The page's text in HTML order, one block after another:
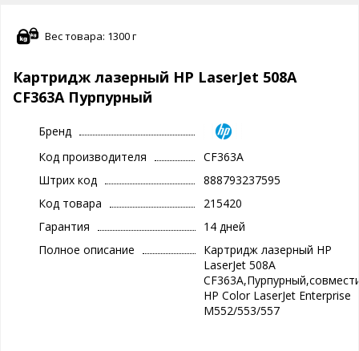
Вес товара: 1300 г
Картридж лазерный HP LaserJet 508A
CF363A Пурпурный
Бренд
Код производителя
CF363A
Штрих код
888793237595
Код товара
215420
Гарантия
14 дней
Полное описание
Картридж лазерный HP
LaserJet 508A
HP Color LaserJet Enterprise
M552/553/557